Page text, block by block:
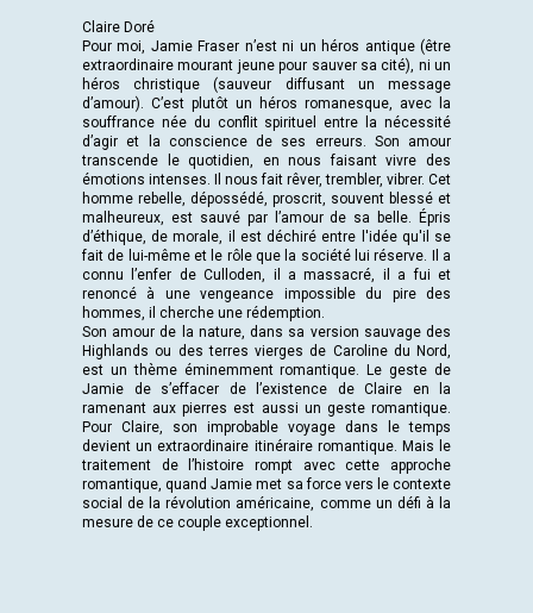
Claire Doré
Pour moi, Jamie Fraser n’est ni un héros antique (être
extraordinaire mourant jeune pour sauver sa cité), ni un
héros christique (sauveur diffusant un message
d’amour). C’est plutôt un héros romanesque, avec la
souffrance née du conflit spirituel entre la nécessité
d’agir et la conscience de ses erreurs. Son amour
transcende le quotidien, en nous faisant vivre des
émotions intenses. Il nous fait rêver, trembler, vibrer. Cet
homme rebelle, dépossédé, proscrit, souvent blessé et
malheureux, est sauvé par l’amour de sa belle. Épris
d’éthique, de morale, il est déchiré entre l'idée qu'il se
fait de lui-même et le rôle que la société lui réserve. Il a
connu l’enfer de Culloden, il a massacré, il a fui et
renoncé à une vengeance impossible du pire des
hommes, il cherche une rédemption.
Son amour de la nature, dans sa version sauvage des
Highlands ou des terres vierges de Caroline du Nord,
est un thème éminemment romantique. Le geste de
Jamie de s’effacer de l’existence de Claire en la
ramenant aux pierres est aussi un geste romantique.
Pour Claire, son improbable voyage dans le temps
devient un extraordinaire itinéraire romantique. Mais le
traitement de l’histoire rompt avec cette approche
romantique, quand Jamie met sa force vers le contexte
social de la révolution américaine, comme un défi à la
mesure de ce couple exceptionnel.